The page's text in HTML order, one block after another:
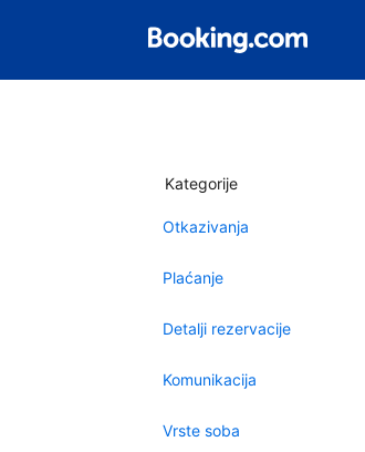
Kategorije
Otkazivanja
Plaćanje
Detalji rezervacije
Komunikacija
Vrste soba